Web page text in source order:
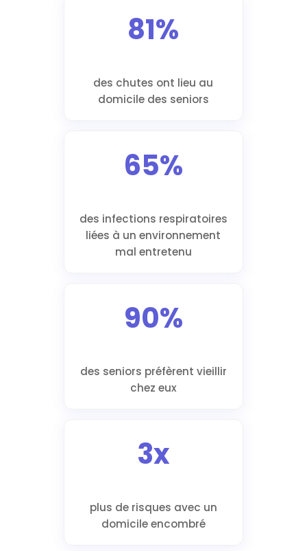
81%
des chutes ont lieu au
domicile des seniors
65%
des infections respiratoires
liées à un environnement
mal entretenu
90%
des seniors préfèrent vieillir
chez eux
3x
plus de risques avec un
domicile encombré